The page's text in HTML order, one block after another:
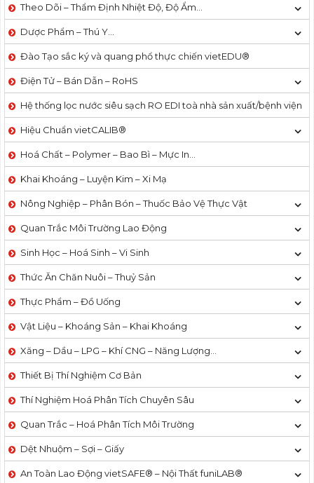
Theo Dõi – Thẩm Định Nhiệt Độ, Độ Ẩm…
Dược Phẩm – Thú Y…
Đào Tạo sắc ký và quang phổ thực chiến vietEDU®
Điện Tử – Bán Dẫn – RoHS
Hệ thống lọc nước siêu sạch RO EDI​​ toà nhà sản xuất/bệnh viện
Hiệu Chuẩn vietCALIB®
Hoá Chất – Polymer – Bao Bì – Mực In…
Khai Khoáng – Luyện Kim – Xi Mạ
Nông Nghiệp – Phân Bón – Thuốc Bảo Vệ Thực Vật
Quan Trắc Môi Trường Lao Động
Sinh Học – Hoá Sinh – Vi Sinh
Thức Ăn Chăn Nuôi – Thuỷ Sản
Thực Phẩm – Đồ Uống
Vật Liệu – Khoáng Sản – Khai Khoáng
Xăng – Dầu – LPG – Khí CNG – Năng Lượng…
Thiết Bị Thí Nghiệm Cơ Bản
Thí Nghiệm Hoá Phân Tích Chuyên Sâu
Quan Trắc – Hoá Phân Tích Môi Trường
Dệt Nhuộm – Sợi – Giấy
An Toàn Lao Động vietSAFE® – Nội Thất funiLAB®